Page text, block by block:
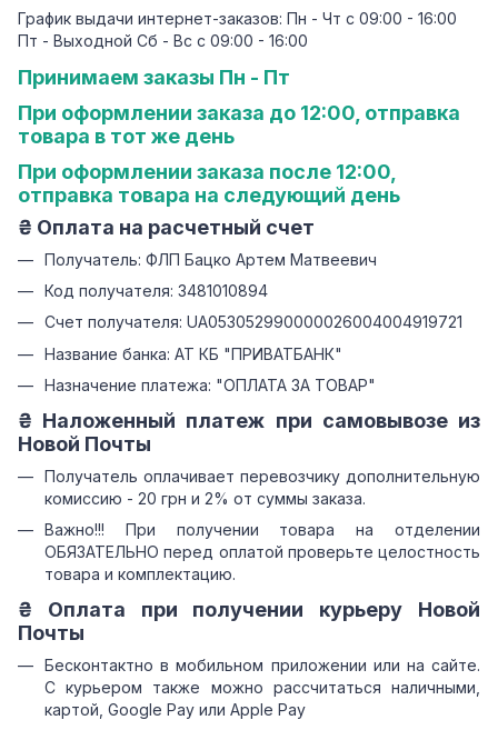
График выдачи интернет-заказов: Пн - Чт с 09:00 - 16:00
Пт - Выходной Сб - Вс с 09:00 - 16:00
Принимаем заказы Пн - Пт
При оформлении заказа до 12:00, отправка
товара в тот же день
При оформлении заказа после 12:00,
отправка товара на следующий день
₴ Оплата на расчетный счет
Получатель: ФЛП Бацко Артем Матвеевич
Код получателя: 3481010894
Счет получателя: UA053052990000026004004919721
Название банка: АТ КБ "ПРИВАТБАНК"
Назначение платежа: "ОПЛАТА ЗА ТОВАР"
₴ Наложенный платеж при самовывозе из
Новой Почты
Получатель оплачивает перевозчику дополнительную
комиссию - 20 грн и 2% от суммы заказа.
Важно!!! При получении товара на отделении
ОБЯЗАТЕЛЬНО перед оплатой проверьте целостность
товара и комплектацию.
₴ Оплата при получении курьеру Новой
Почты
Бесконтактно в мобильном приложении или на сайте.
С курьером также можно рассчитаться наличными,
картой, Google Pay или Apple Pay